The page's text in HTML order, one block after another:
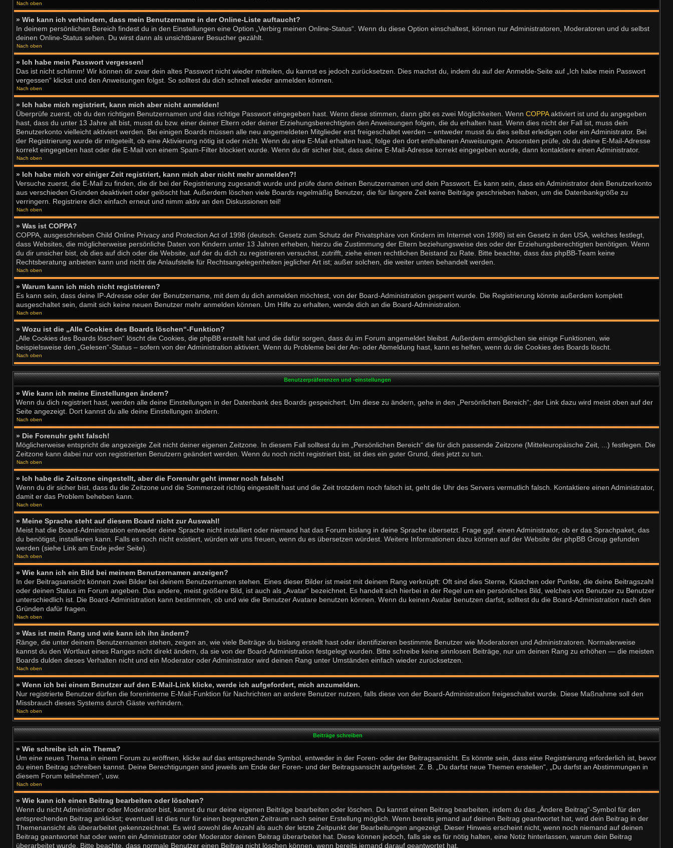
Nach oben
» Wie kann ich verhindern, dass mein Benutzername in der Online-Liste auftaucht?
In deinem persönlichen Bereich findest du in den Einstellungen eine Option „Verbirg meinen Online-Status“. Wenn du diese Option einschaltest, können nur Administratoren, Moderatoren und du selbst
deinen Online-Status sehen. Du wirst dann als unsichtbarer Besucher gezählt.
Nach oben
» Ich habe mein Passwort vergessen!
Das ist nicht schlimm! Wir können dir zwar dein altes Passwort nicht wieder mitteilen, du kannst es jedoch zurücksetzen. Dies machst du, indem du auf der Anmelde-Seite auf „Ich habe mein Passwort
vergessen“ klickst und den Anweisungen folgst. So solltest du dich schnell wieder anmelden können.
Nach oben
» Ich habe mich registriert, kann mich aber nicht anmelden!
Überprüfe zuerst, ob du den richtigen Benutzernamen und das richtige Passwort eingegeben hast. Wenn diese stimmen, dann gibt es zwei Möglichkeiten. Wenn COPPAaktiviert ist und du angegeben
hast, dass du unter 13 Jahre alt bist, musst du bzw. einer deiner Eltern oder deiner Erziehungsberechtigten den Anweisungen folgen, die du erhalten hast. Wenn dies nicht der Fall ist, muss dein
Benutzerkonto vielleicht aktiviert werden. Bei einigen Boards müssen alle neu angemeldeten Mitglieder erst freigeschaltet werden – entweder musst du dies selbst erledigen oder ein Administrator. Bei
der Registrierung wurde dir mitgeteilt, ob eine Aktivierung nötig ist oder nicht. Wenn du eine E-Mail erhalten hast, folge den dort enthaltenen Anweisungen. Ansonsten prüfe, ob du deine E-Mail-Adresse
korrekt eingegeben hast oder die E-Mail von einem Spam-Filter blockiert wurde. Wenn du dir sicher bist, dass deine E-Mail-Adresse korrekt eingegeben wurde, dann kontaktiere einen Administrator.
Nach oben
» Ich habe mich vor einiger Zeit registriert, kann mich aber nicht mehr anmelden?!
Versuche zuerst, die E-Mail zu finden, die dir bei der Registrierung zugesandt wurde und prüfe dann deinen Benutzernamen und dein Passwort. Es kann sein, dass ein Administrator dein Benutzerkonto
aus verschieden Gründen deaktiviert oder gelöscht hat. Außerdem löschen viele Boards regelmäßig Benutzer, die für längere Zeit keine Beiträge geschrieben haben, um die Datenbankgröße zu
verringern. Registriere dich einfach erneut und nimm aktiv an den Diskussionen teil!
Nach oben
» Was ist COPPA?
COPPA, ausgeschrieben Child Online Privacy and Protection Act of 1998 (deutsch: Gesetz zum Schutz der Privatsphäre von Kindern im Internet von 1998) ist ein Gesetz in den USA, welches festlegt,
dass Websites, die möglicherweise persönliche Daten von Kindern unter 13 Jahren erheben, hierzu die Zustimmung der Eltern beziehungsweise des oder der Erziehungsberechtigten benötigen. Wenn
du dir unsicher bist, ob dies auf dich oder die Website, auf der du dich zu registrieren versuchst, zutrifft, ziehe einen rechtlichen Beistand zu Rate. Bitte beachte, dass das phpBB-Team keine
Rechtsberatung anbieten kann und nicht die Anlaufstelle für Rechtsangelegenheiten jeglicher Art ist; außer solchen, die weiter unten behandelt werden.
Nach oben
» Warum kann ich mich nicht registrieren?
Es kann sein, dass deine IP-Adresse oder der Benutzername, mit dem du dich anmelden möchtest, von der Board-Administration gesperrt wurde. Die Registrierung könnte außerdem komplett
ausgeschaltet sein, damit sich keine neuen Benutzer mehr anmelden können. Um Hilfe zu erhalten, wende dich an die Board-Administration.
Nach oben
» Wozu ist die „Alle Cookies des Boards löschen“-Funktion?
„Alle Cookies des Boards löschen“ löscht die Cookies, die phpBB erstellt hat und die dafür sorgen, dass du im Forum angemeldet bleibst. Außerdem ermöglichen sie einige Funktionen, wie
beispielsweise den „Gelesen“-Status – sofern von der Administration aktiviert. Wenn du Probleme bei der An- oder Abmeldung hast, kann es helfen, wenn du die Cookies des Boards löscht.
Nach oben
Benutzerpräferenzen und -einstellungen
» Wie kann ich meine Einstellungen ändern?
Wenn du dich registriert hast, werden alle deine Einstellungen in der Datenbank des Boards gespeichert. Um diese zu ändern, gehe in den „Persönlichen Bereich“; der Link dazu wird meist oben auf der
Seite angezeigt. Dort kannst du alle deine Einstellungen ändern.
Nach oben
» Die Forenuhr geht falsch!
Möglicherweise entspricht die angezeigte Zeit nicht deiner eigenen Zeitzone. In diesem Fall solltest du im „Persönlichen Bereich“ die für dich passende Zeitzone (Mitteleuropäische Zeit, ...) festlegen. Die
Zeitzone kann dabei nur von registrierten Benutzern geändert werden. Wenn du noch nicht registriert bist, ist dies ein guter Grund, dies jetzt zu tun.
Nach oben
» Ich habe die Zeitzone eingestellt, aber die Forenuhr geht immer noch falsch!
Wenn du dir sicher bist, dass du die Zeitzone und die Sommerzeit richtig eingestellt hast und die Zeit trotzdem noch falsch ist, geht die Uhr des Servers vermutlich falsch. Kontaktiere einen Administrator,
damit er das Problem beheben kann.
Nach oben
» Meine Sprache steht auf diesem Board nicht zur Auswahl!
Meist hat die Board-Administration entweder deine Sprache nicht installiert oder niemand hat das Forum bislang in deine Sprache übersetzt. Frage ggf. einen Administrator, ob er das Sprachpaket, das
du benötigst, installieren kann. Falls es noch nicht existiert, würden wir uns freuen, wenn du es übersetzen würdest. Weitere Informationen dazu können auf der Website der phpBB Group gefunden
werden (siehe Link am Ende jeder Seite).
Nach oben
» Wie kann ich ein Bild bei meinem Benutzernamen anzeigen?
In der Beitragsansicht können zwei Bilder bei deinem Benutzernamen stehen. Eines dieser Bilder ist meist mit deinem Rang verknüpft: Oft sind dies Sterne, Kästchen oder Punkte, die deine Beitragszahl
oder deinen Status im Forum angeben. Das andere, meist größere Bild, ist auch als „Avatar“ bezeichnet. Es handelt sich hierbei in der Regel um ein persönliches Bild, welches von Benutzer zu Benutzer
unterschiedlich ist. Die Board-Administration kann bestimmen, ob und wie die Benutzer Avatare benutzen können. Wenn du keinen Avatar benutzen darfst, solltest du die Board-Administration nach den
Gründen dafür fragen.
Nach oben
» Was ist mein Rang und wie kann ich ihn ändern?
Ränge, die unter deinem Benutzernamen stehen, zeigen an, wie viele Beiträge du bislang erstellt hast oder identifizieren bestimmte Benutzer wie Moderatoren und Administratoren. Normalerweise
kannst du den Wortlaut eines Ranges nicht direkt ändern, da sie von der Board-Administration festgelegt wurden. Bitte schreibe keine sinnlosen Beiträge, nur um deinen Rang zu erhöhen — die meisten
Boards dulden dieses Verhalten nicht und ein Moderator oder Administrator wird deinen Rang unter Umständen einfach wieder zurücksetzen.
Nach oben
» Wenn ich bei einem Benutzer auf den E-Mail-Link klicke, werde ich aufgefordert, mich anzumelden.
Nur registrierte Benutzer dürfen die foreninterne E-Mail-Funktion für Nachrichten an andere Benutzer nutzen, falls diese von der Board-Administration freigeschaltet wurde. Diese Maßnahme soll den
Missbrauch dieses Systems durch Gäste verhindern.
Nach oben
Beiträge schreiben
» Wie schreibe ich ein Thema?
Um eine neues Thema in einem Forum zu eröffnen, klicke auf das entsprechende Symbol, entweder in der Foren- oder der Beitragsansicht. Es könnte sein, dass eine Registrierung erforderlich ist, bevor
du einen Beitrag schreiben kannst. Deine Berechtigungen sind jeweils am Ende der Foren- und der Beitragsansicht aufgelistet. Z. B. „Du darfst neue Themen erstellen“, „Du darfst an Abstimmungen in
diesem Forum teilnehmen“, usw.
Nach oben
» Wie kann ich einen Beitrag bearbeiten oder löschen?
Wenn du nicht Administrator oder Moderator bist, kannst du nur deine eigenen Beiträge bearbeiten oder löschen. Du kannst einen Beitrag bearbeiten, indem du das „Ändere Beitrag“-Symbol für den
entsprechenden Beitrag anklickst; eventuell ist dies nur für einen begrenzten Zeitraum nach seiner Erstellung möglich. Wenn bereits jemand auf deinen Beitrag geantwortet hat, wird dein Beitrag in der
Themenansicht als überarbeitet gekennzeichnet. Es wird sowohl die Anzahl als auch der letzte Zeitpunkt der Bearbeitungen angezeigt. Dieser Hinweis erscheint nicht, wenn noch niemand auf deinen
Beitrag geantwortet hat oder wenn ein Administrator oder Moderator deinen Beitrag überarbeitet hat. Diese können jedoch, falls sie es für nötig halten, eine Notiz hinterlassen, warum dein Beitrag
überarbeitet wurde. Bitte beachte, dass normale Benutzer einen Beitrag nicht löschen können, wenn bereits jemand darauf geantwortet hat.